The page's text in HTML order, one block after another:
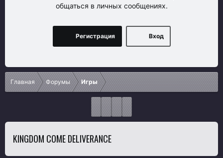
общаться в личных сообщениях.
Вход
Регистрация
Главная Форумы Игры
KINGDOM COME DELIVERANCE